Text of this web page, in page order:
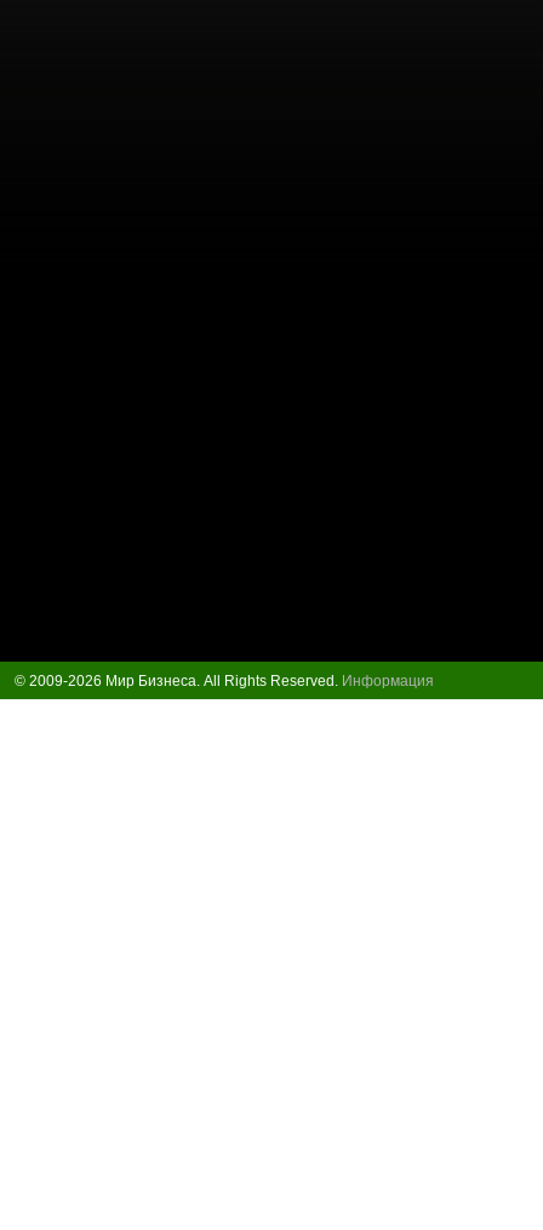
© 2009-2026 Мир Бизнеса. All Rights Reserved. Информация